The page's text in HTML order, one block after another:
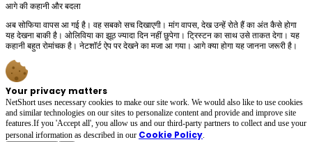
आगे की कहानी और बदला
अब सोफिया वापस आ गई है। वह सबको सच दिखाएगी। मांग वापस, देख उन्हें रोते हैं का अंत कैसे होगा
यह देखना बाकी है। ओलिविया का झूठ ज्यादा दिन नहीं छुपेगा। ट्रिस्टन का साथ उसे ताकत देगा। यह
कहानी बहुत रोमांचक है। नेटशॉर्ट ऐप पर देखने का मजा आ गया। आगे क्या होगा यह जानना जरूरी है।
Your privacy matters
NetShort uses necessary cookies to make our site work. We would also like to use cookies
and similar technologies on our sites to personalize content and provide and improve site
features.If you 'Accept all', you allow us and our third-party partners to collect and use your
personal irformation as described in our Cookie Policy.